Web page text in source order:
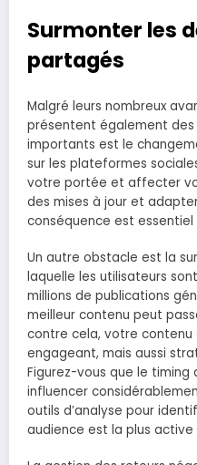
Surmonter les
partagés
Malgré leurs nombreux
présentent également des
importants est le
sur les plateformes
votre portée et affecter
des mises à jour et
conséquence est
Un autre obstacle est la
laquelle les utilisateurs
millions de publications
meilleur contenu peut
contre cela, votre
engageant, mais aussi
Figurez-vous que le
influencer
outils d’analyse pour
audience est la plus